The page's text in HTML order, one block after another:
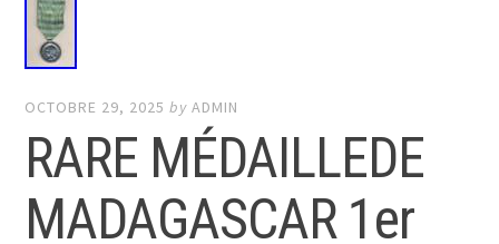
OCTOBRE 29, 2025 byADMIN
RARE MÉDAILLEDE
MADAGASCAR 1er